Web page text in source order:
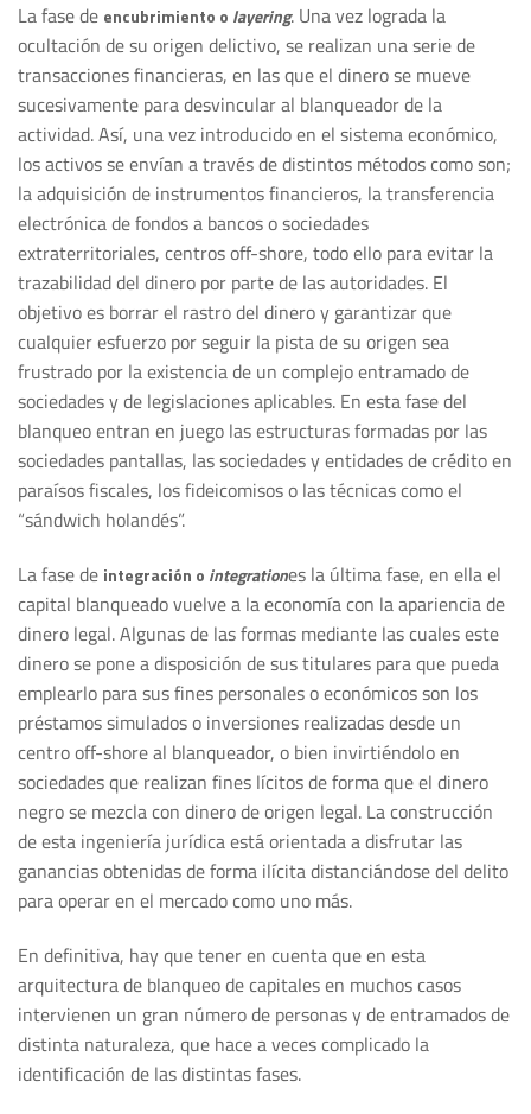
La fase de encubrimiento o layering. Una vez lograda la
ocultación de su origen delictivo, se realizan una serie de
transacciones financieras, en las que el dinero se mueve
sucesivamente para desvincular al blanqueador de la
actividad. Así, una vez introducido en el sistema económico,
los activos se envían a través de distintos métodos como son;
la adquisición de instrumentos financieros, la transferencia
electrónica de fondos a bancos o sociedades
extraterritoriales, centros off-shore, todo ello para evitar la
trazabilidad del dinero por parte de las autoridades. El
objetivo es borrar el rastro del dinero y garantizar que
cualquier esfuerzo por seguir la pista de su origen sea
frustrado por la existencia de un complejo entramado de
sociedades y de legislaciones aplicables. En esta fase del
blanqueo entran en juego las estructuras formadas por las
sociedades pantallas, las sociedades y entidades de crédito en
paraísos fiscales, los fideicomisos o las técnicas como el
“sándwich holandés”.
La fase de integración o integrationes la última fase, en ella el
capital blanqueado vuelve a la economía con la apariencia de
dinero legal. Algunas de las formas mediante las cuales este
dinero se pone a disposición de sus titulares para que pueda
emplearlo para sus fines personales o económicos son los
préstamos simulados o inversiones realizadas desde un
centro off-shore al blanqueador, o bien invirtiéndolo en
sociedades que realizan fines lícitos de forma que el dinero
negro se mezcla con dinero de origen legal. La construcción
de esta ingeniería jurídica está orientada a disfrutar las
ganancias obtenidas de forma ilícita distanciándose del delito
para operar en el mercado como uno más.
En definitiva, hay que tener en cuenta que en esta
arquitectura de blanqueo de capitales en muchos casos
intervienen un gran número de personas y de entramados de
distinta naturaleza, que hace a veces complicado la
identificación de las distintas fases.